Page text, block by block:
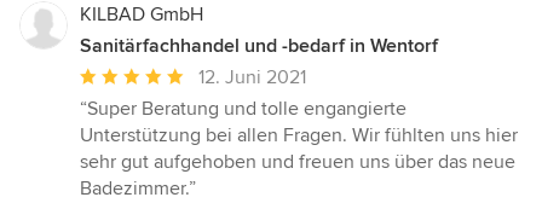
KILBAD GmbH
Sanitärfachhandel und -bedarf in Wentorf
Durchschnittliche
Bewertung:
5
von
5
12. Juni 2021
“Super Beratung und tolle engangierte
Unterstützung bei allen Fragen. Wir fühlten uns hier
sehr gut aufgehoben und freuen uns über das neue
Badezimmer.”